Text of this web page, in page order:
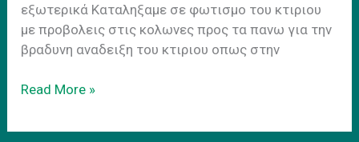
εξωτερικά Kαταληξαμε σε φωτισμο του κτιριου
με προβολεις στις κολωνες προς τα πανω για την
βραδυνη αναδειξη του κτιριου οπως στην
CoWork.gr
εξωτερικα
Read More »